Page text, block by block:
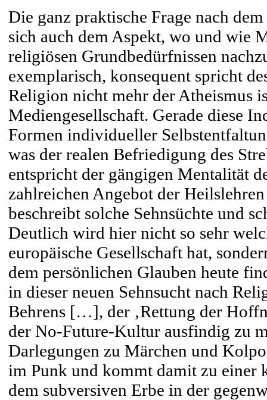
Die ganz praktische Frage nach
sich auch dem Aspekt, wo und wie
religiösen Grundbedürfnissen
exemplarisch, konsequent spricht
Religion nicht mehr der Atheismus
Mediengesellschaft. Gerade diese
Formen individueller
was der realen Befriedigung des
entspricht der gängigen Mentalität
zahlreichen Angebot der
beschreibt solche Sehnsüchte und
Deutlich wird hier nicht so sehr
europäische Gesellschaft hat,
dem persönlichen Glauben heute
in dieser neuen Sehnsucht nach
Behrens […], der ‚Rettung der
der No-Future-Kultur ausfindig zu
Darlegungen zu Märchen und
im Punk und kommt damit zu einer
dem subversiven Erbe in der